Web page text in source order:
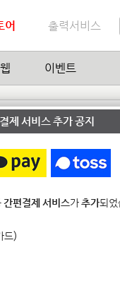
어 출력서비스
이벤트
Jebediah Kerman 피
제 서비스 추가 공지
간편결제 서비스가추가되
드)